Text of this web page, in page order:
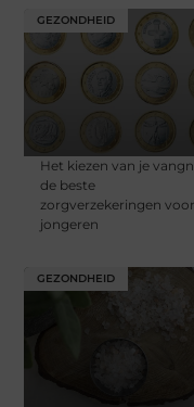
GEZONDHEID
Het kiezen van je
de beste
zorgverzekeringen voor
jongeren
GEZONDHEID